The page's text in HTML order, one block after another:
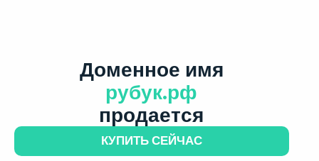
Доменное имя
рубук.рф
продается
КУПИТЬ СЕЙЧАС